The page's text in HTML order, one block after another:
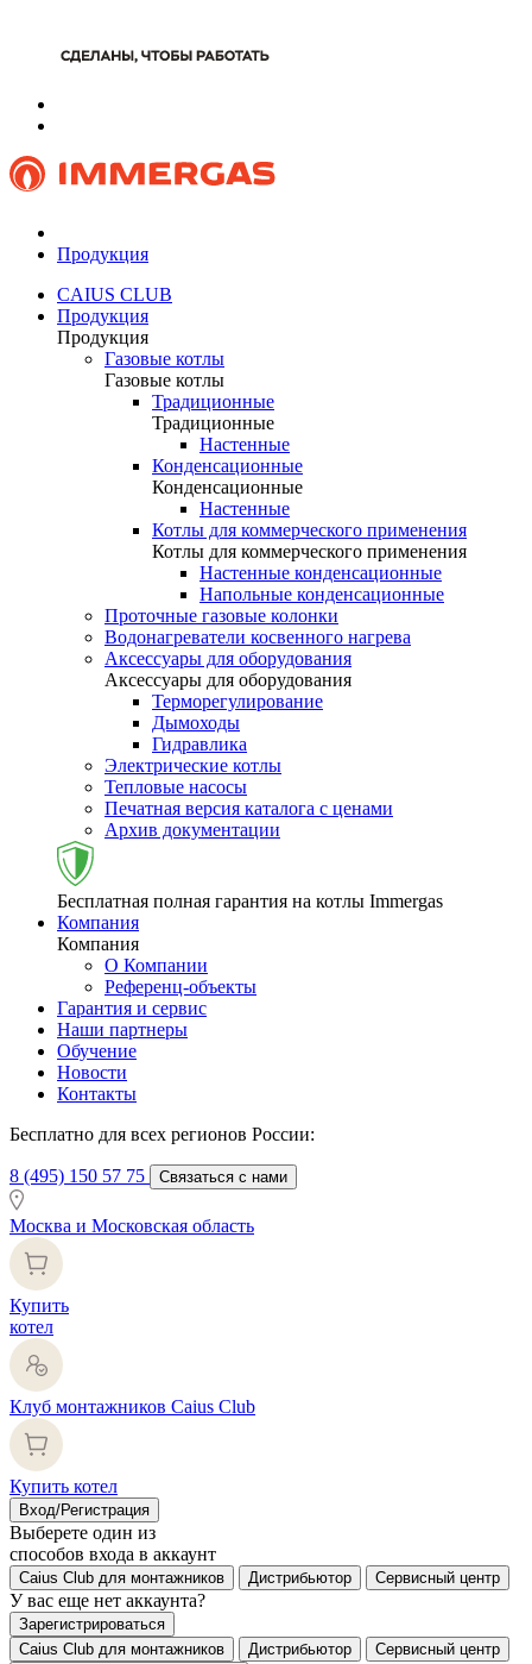
Продукция
CAIUS CLUB
Продукция
Продукция
Газовые котлы
Газовые котлы
Традиционные
Традиционные
Настенные
Конденсационные
Конденсационные
Настенные
Котлы для коммерческого применения
Котлы для коммерческого применения
Настенные конденсационные
Напольные конденсационные
Проточные газовые колонки
Водонагреватели косвенного нагрева
Аксессуары для оборудования
Аксессуары для оборудования
Терморегулирование
Дымоходы
Гидравлика
Электрические котлы
Тепловые насосы
Печатная версия каталога с ценами
Архив документации
Бесплатная полная гарантия на котлы Immergas
Компания
Компания
О Компании
Референц-объекты
Гарантия и сервис
Наши партнеры
Обучение
Новости
Контакты
Бесплатно для всех регионов России:
8 (495) 150 57 75 Связаться с нами
Москва и Московская область
Купить
котел
Клуб монтажников Caius Club
Купить котел
Вход/Регистрация
Выберете один из
способов входа в аккаунт
Caius Club для монтажников Дистрибьютор Сервисный центр
У вас еще нет аккаунта?
Зарегистрироваться
Caius Club для монтажников
Дистрибьютор
Сервисный центр